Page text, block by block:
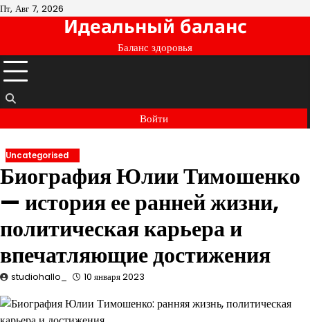
Перейти
Пт, Авг 7, 2026
Идеальный баланс
Баланс здоровья
Войти
Uncategorised
Биография Юлии Тимошенко
— история ее ранней жизни,
политическая карьера и
впечатляющие достижения
studiohallo_ 10 января 2023